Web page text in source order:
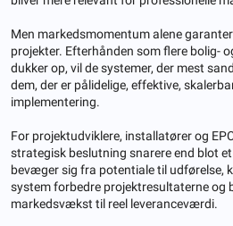
Men markedsmomentum alene
projekter. Efterhånden som flere bolig-
dukker op, vil de systemer, der mest
dem, der er pålidelige, effektive,
implementering.
For projektudviklere, installatører og
strategisk beslutning snarere end blot
bevæger sig fra potentiale til udførelse,
system forbedre projektresultaterne
markedsvækst til reel leveranceværdi.